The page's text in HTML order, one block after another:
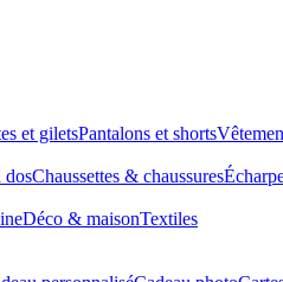
et giletsPantalons et shorts
dosChaussettes & chaussures
Déco & maisonTextiles